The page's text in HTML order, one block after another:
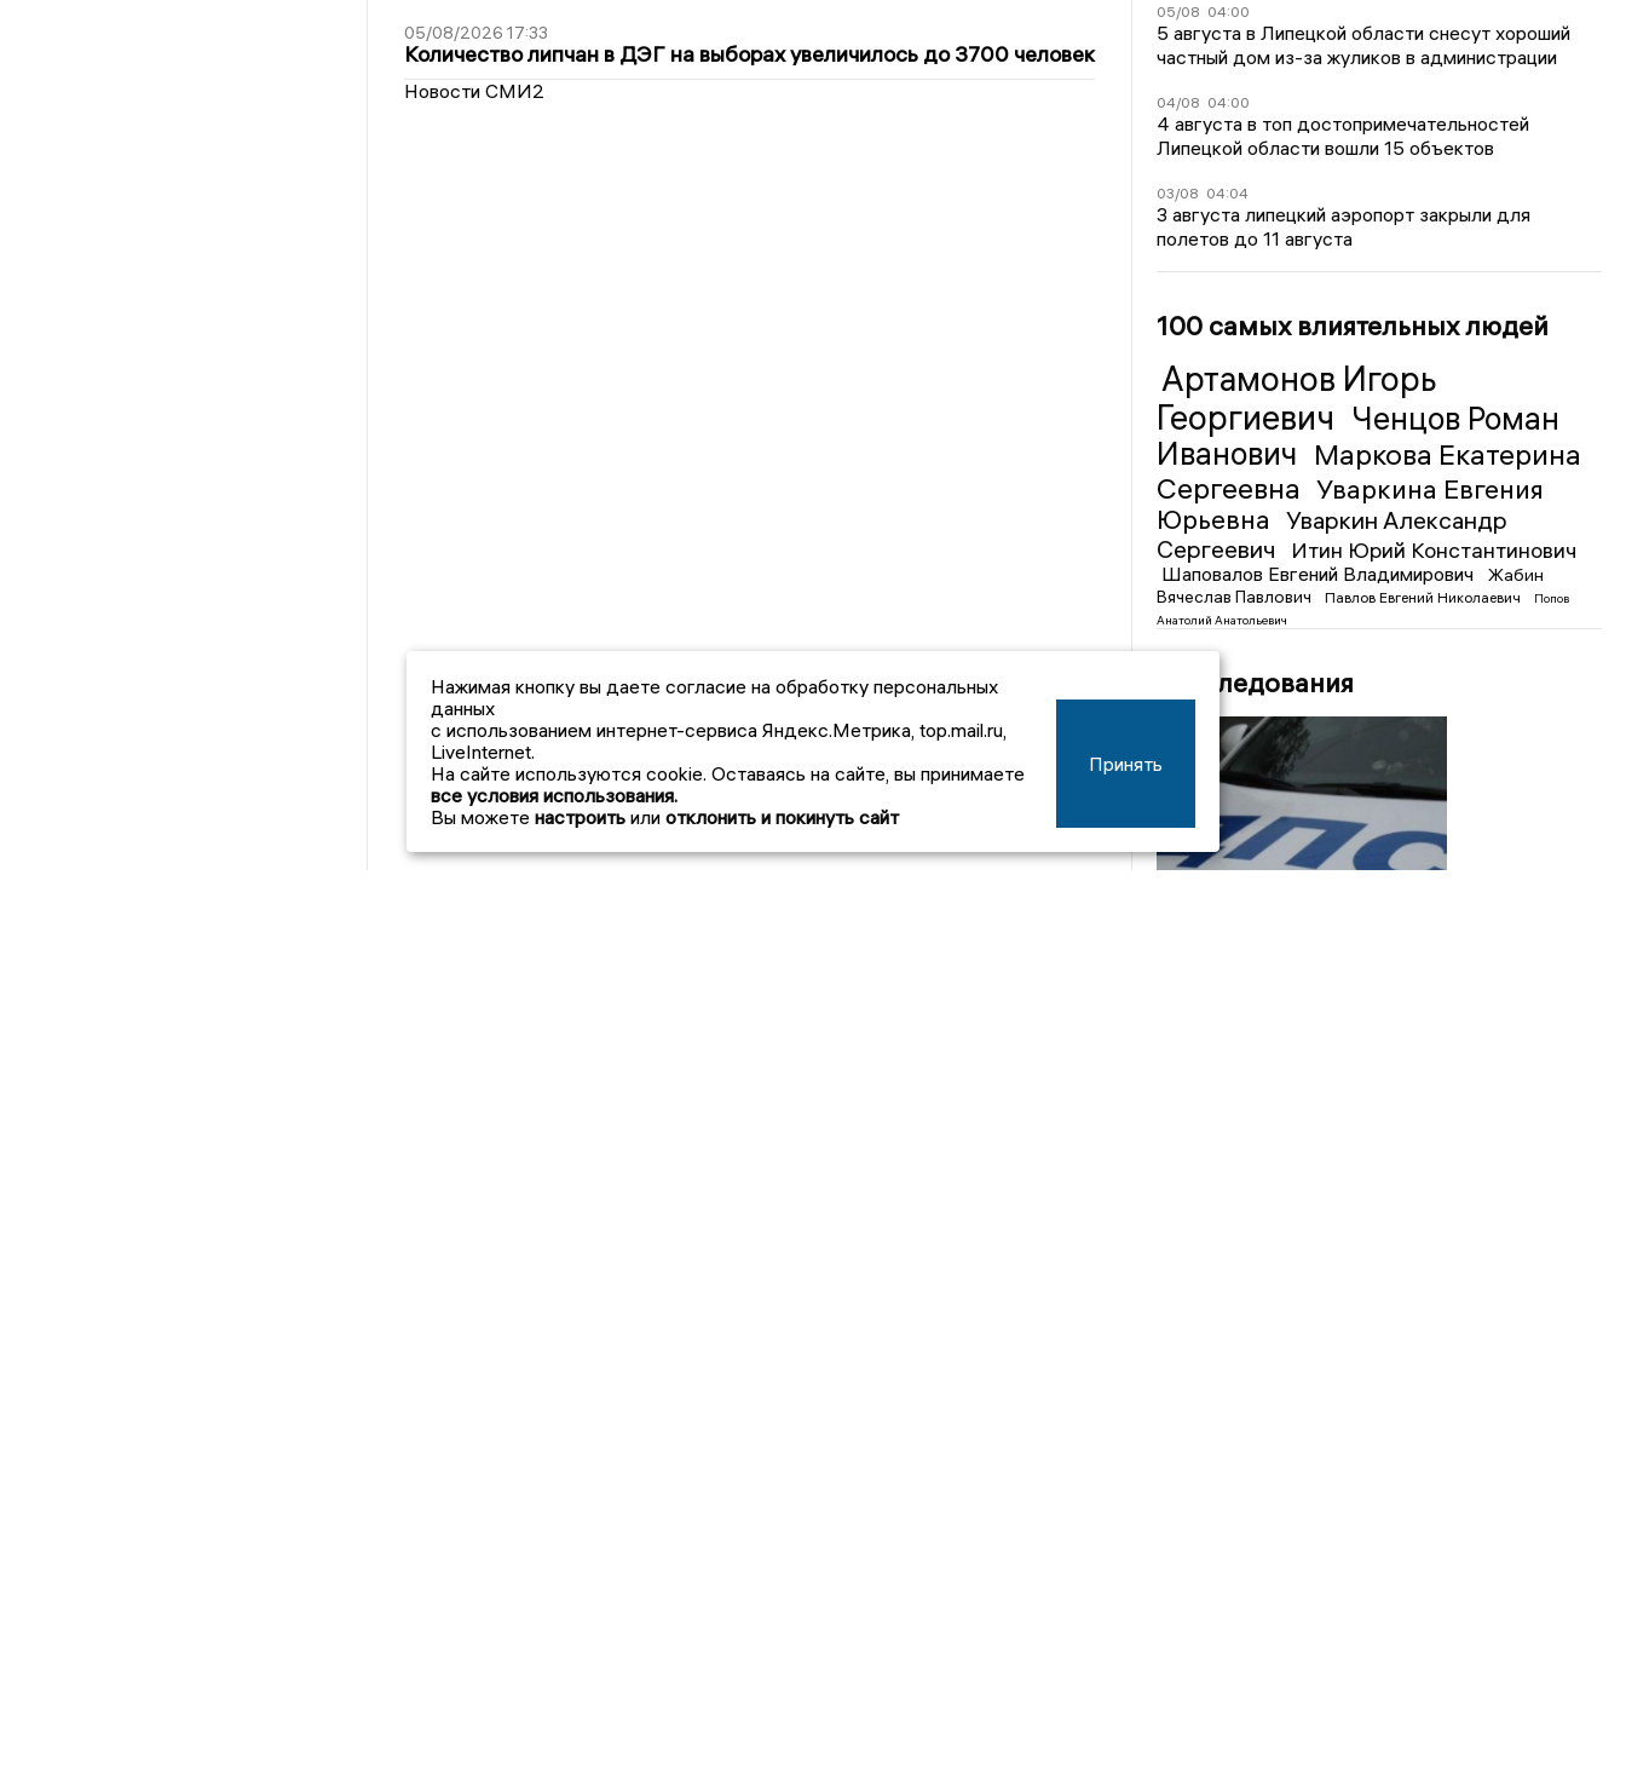
05/08/2026 17:33
Количество липчан в ДЭГ на выборах увеличилось до 3700 человек
Новости СМИ2
05/08 04:00
5 августа в Липецкой области снесут хороший
частный дом из-за жуликов в администрации
04/08 04:00
4 августа в топ достопримечательностей
Липецкой области вошли 15 объектов
03/08 04:04
3 августа липецкий аэропорт закрыли для
полетов до 11 августа
100 самых влиятельных людей
Артамонов Игорь
Георгиевич Ченцов Роман
Иванович Маркова Екатерина
Сергеевна Уваркина Евгения
Юрьевна
Уваркин Александр
Сергеевич
Итин Юрий Константинович
Шаповалов Евгений Владимирович
Жабин
Вячеслав Павлович
Павлов Евгений Николаевич
Попов
Анатолий Анатольевич
Расследования
Нажимая кнопку вы даете согласие на обработку персональных
данных
с использованием интернет-сервиса Яндекс.Метрика, top.mail.ru,
LiveInternet.
На сайте используются cookie. Оставаясь на сайте, вы принимаете
все условия использования.
Вы можете настроить или отклонить и покинуть сайт
Принять